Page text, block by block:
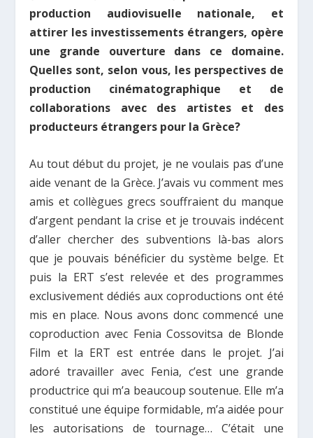
production audiovisuelle nationale, et
attirer les investissements étrangers, opère
une grande ouverture dans ce domaine.
Quelles sont, selon vous, les perspectives de
production cinématographique et de
collaborations avec des artistes et des
producteurs étrangers pour la Grèce?
Au tout début du projet, je ne voulais pas d’une
aide venant de la Grèce. J’avais vu comment mes
amis et collègues grecs souffraient du manque
d’argent pendant la crise et je trouvais indécent
d’aller chercher des subventions là-bas alors
que je pouvais bénéficier du système belge. Et
puis la ERT s’est relevée et des programmes
exclusivement dédiés aux coproductions ont été
mis en place. Nous avons donc commencé une
coproduction avec Fenia Cossovitsa de Blonde
Film et la ERT est entrée dans le projet. J’ai
adoré travailler avec Fenia, c’est une grande
productrice qui m’a beaucoup soutenue. Elle m’a
constitué une équipe formidable, m’a aidée pour
les autorisations de tournage… C’était une